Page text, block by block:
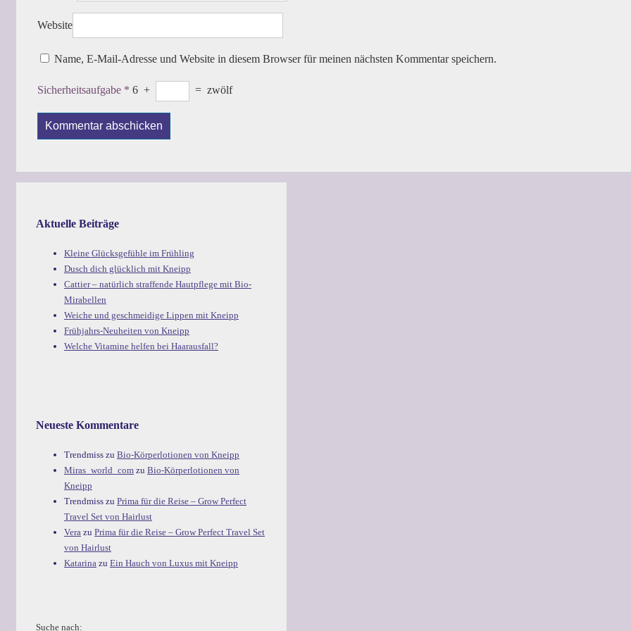
Website
Name, E-Mail-Adresse und Website in diesem Browser für meinen nächsten Kommentar speichern.
Sicherheitsaufgabe * 6 + = zwölf
Aktuelle Beiträge
Kleine Glücksgefühle im Frühling
Dusch dich glücklich mit Kneipp
Cattier – natürlich straffende Hautpflege mit Bio-
Mirabellen
Weiche und geschmeidige Lippen mit Kneipp
Frühjahrs-Neuheiten von Kneipp
Welche Vitamine helfen bei Haarausfall?
Neueste Kommentare
Trendmiss zu Bio-Körperlotionen von Kneipp
Miras_world_com zu Bio-Körperlotionen von
Kneipp
Trendmiss zu Prima für die Reise – Grow Perfect
Travel Set von Hairlust
Vera zu Prima für die Reise – Grow Perfect Travel Set
von Hairlust
Katarina zu Ein Hauch von Luxus mit Kneipp
Suche nach: